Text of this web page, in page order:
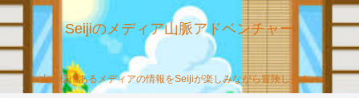
Seijiのメディア山脈アドベンチャー
山の様にあるメディアの情報をSeijiが楽しみながら冒険します。